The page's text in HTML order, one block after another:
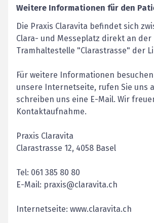
Weitere Informationen für den
Die Praxis Claravita befindet sich
Clara- und Messeplatz direkt an der
Tramhaltestelle "Clarastrasse" der
Für weitere Informationen
unsere Internetseite, rufen Sie uns
schreiben uns eine E-Mail. Wir
Kontaktaufnahme.
Praxis Claravita
Clarastrasse 12, 4058 Basel
Tel: 061 385 80 80
E-Mail: praxis@claravita.ch
Internetseite: www.claravita.ch